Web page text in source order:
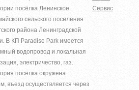
посёлка Ленинское
сельского поселения
района Ленинградской
В КП Paradise Park имеется
водопровод и локальная
электричество, газ.
посёлка окружена
въезд осуществляется через
Сервис